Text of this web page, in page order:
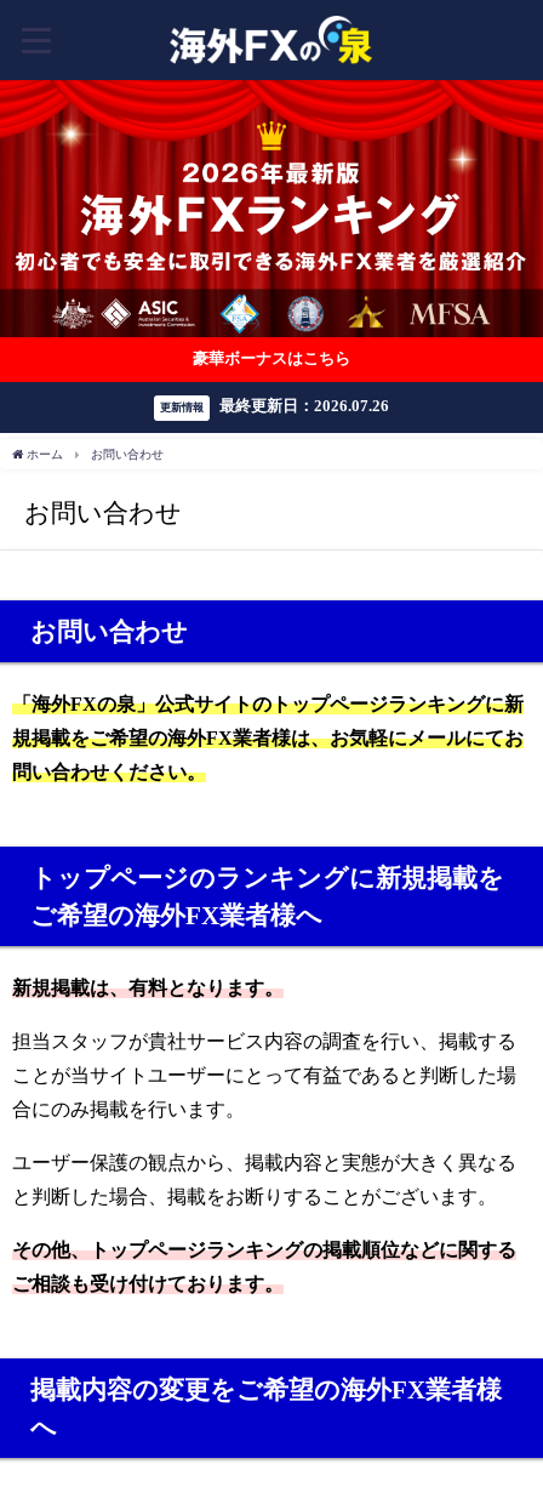
豪華ボーナスはこちら
更新情報 最終更新日：2026.07.26
ホーム お問い合わせ
お問い合わせ
お問い合わせ
「海外FXの泉」公式サイトのトップページランキングに新
規掲載をご希望の海外FX業者様は、お気軽にメールにてお
問い合わせください。
トップページのランキングに新規掲載を
ご希望の海外FX業者様へ
新規掲載は、有料となります。
担当スタッフが貴社サービス内容の調査を行い、掲載する
ことが当サイトユーザーにとって有益であると判断した場
合にのみ掲載を行います。
ユーザー保護の観点から、掲載内容と実態が大きく異なる
と判断した場合、掲載をお断りすることがございます。
その他、トップページランキングの掲載順位などに関する
ご相談も受け付けております。
掲載内容の変更をご希望の海外FX業者様
へ